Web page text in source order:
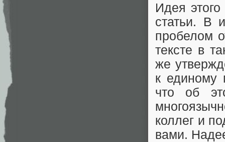
Идея
статьи. В
пробелом
тексте в
же
к единому
что об
коллег и
вами.